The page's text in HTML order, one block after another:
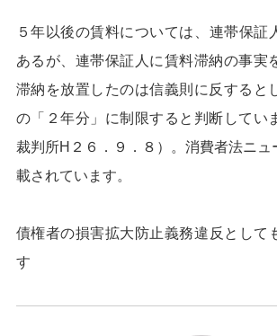
５年以後の賃料については、連帯保証
あるが、連帯保証人に賃料滞納の事実
滞納を放置したのは信義則に反すると
の「２年分」に制限すると判断してい
裁判所H２６．９．８）。消費者法ニュ
載されています。
債権者の損害拡大防止義務違反として
す